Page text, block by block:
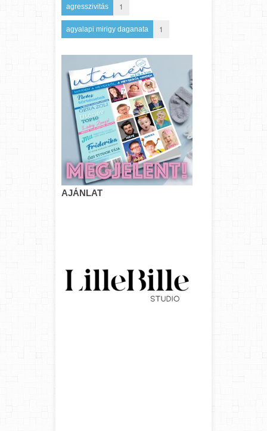
agresszivitás 1
agyalapi mirigy daganata 1
AJÁNLAT